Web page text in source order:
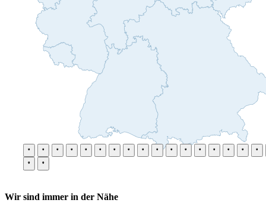
Wir sind immer in der Nähe